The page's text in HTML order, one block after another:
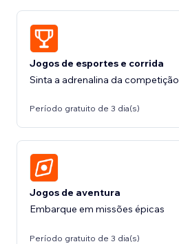
Jogos de esportes e corrida
Sinta a adrenalina da competição
Período gratuito de 3 dia(s)
Jogos de aventura
Embarque em missões épicas
Período gratuito de 3 dia(s)